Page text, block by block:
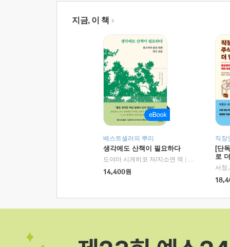
지금, 이 책
베스트셀러의 뿌리
생각에도 산책이 필요하다
도야마 시게히코 저/지소연 역
알에이치코리
14,400원
직장
[단
로